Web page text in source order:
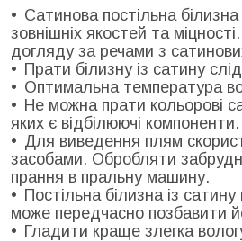
Сатинова постільна
зовнішніх якостей та
догляду за речами з
Прати білизну із сатину
Оптимальна температура
Не можна прати кольорові
яких є відбілюючі компоненти.
Для виведення плям
засобами. Обробляти
прання в пральну машину.
Постільна білизна із
може передчасно позбавити
Гладити краще злегка